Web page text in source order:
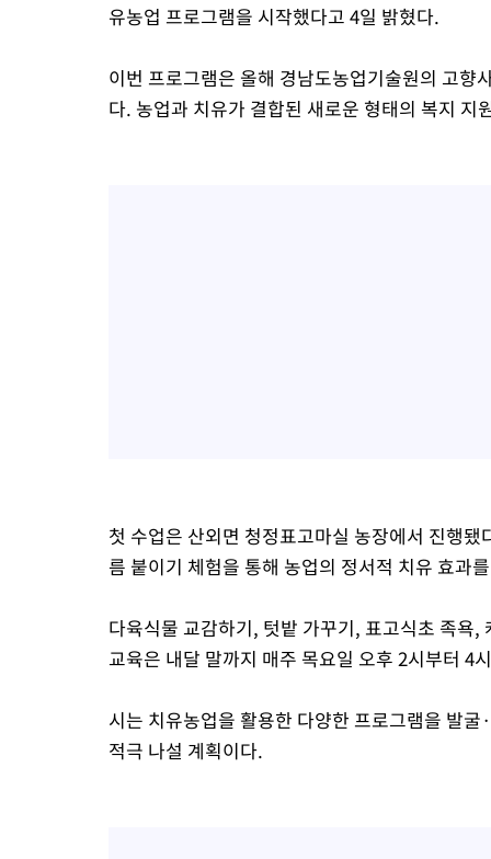
유농업 프로그램을 시작했다고 4일 밝혔다.
이번 프로그램은 올해 경남도농업기술원의 고향
다. 농업과 치유가 결합된 새로운 형태의 복지 지
첫 수업은 산외면 청정표고마실 농장에서 진행
름 붙이기 체험을 통해 농업의 정서적 치유 효과
다육식물 교감하기, 텃밭 가꾸기, 표고식초 족욕
교육은 내달 말까지 매주 목요일 오후 2시부터 4
시는 치유농업을 활용한 다양한 프로그램을 발
적극 나설 계획이다.